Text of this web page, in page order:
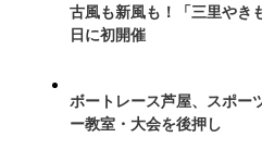
古風も新風も！「三里やき
日に初開催
ボートレース芦屋、スポ
ー教室・大会を後押し